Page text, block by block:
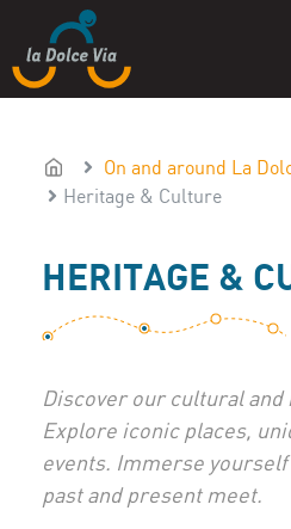
On and around La
Heritage & Culture
HERITAGE &
Discover our cultural
Explore iconic places,
events. Immerse
past and present meet.